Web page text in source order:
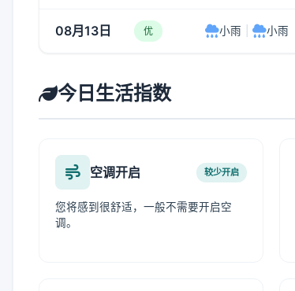
08月13日 优 小雨 小雨
今日生活指数
空调开启 较少开启
您将感到很舒适，一般不需要开启空
调。